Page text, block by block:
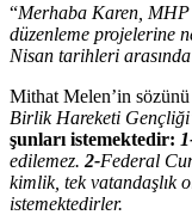
“Merhaba Karen,
düzenleme projelerine
Nisan tarihleri
Mithat Melen’in
Birlik Hareketi
şunları istemektedir:
edilemez. 2-Federal
kimlik, tek vatandaşlık
istemektedirler.